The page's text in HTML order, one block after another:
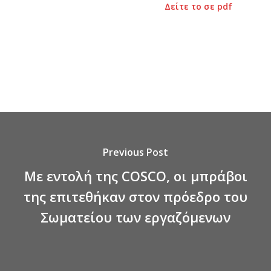
Δείτε το σε pdf
Previous Post
Με εντολή της COSCO, οι μπράβοι
της επιτεθήκαν στον πρόεδρο του
Σωματείου των εργαζόμενων